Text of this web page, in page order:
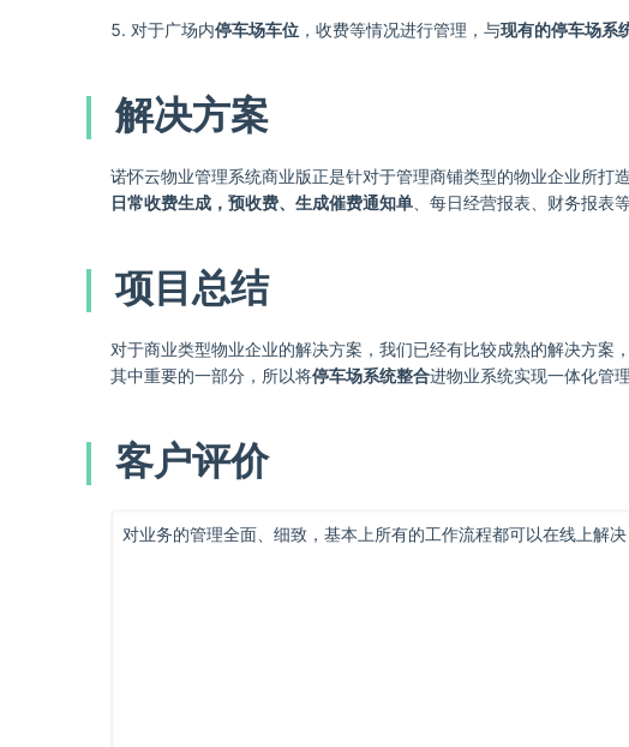
5. 对于广场内停车场车位 ，收费等情况进行管理，与现有的停车场系
解决方案
诺怀云物业管理系统商业版正是针对于管理商铺类型的物业企业所
日常收费生成，预收费、生成催费通知单 、每日经营报表、财务报表
项目总结
对于商业类型物业企业的解决方案，我们已经有比较成熟的解决方案
其中重要的一部分，所以将停车场系统整合进物业系统实现一体化管
客户评价
对业务的管理全面、细致，基本上所有的工作流程都可以在线上解